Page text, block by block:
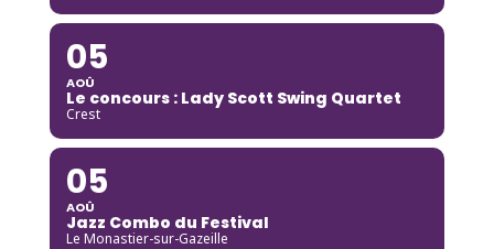
05
AOÛ
Le concours : Lady Scott Swing Quartet
Crest
05
AOÛ
Jazz Combo du Festival
Le Monastier-sur-Gazeille